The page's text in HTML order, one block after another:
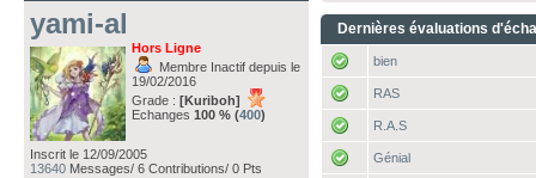
yami-al
Hors Ligne
Membre Inactif depuis le
19/02/2016
Grade : [Kuriboh]
Echanges 100 % (400)
Inscrit le 12/09/2005
13640 Messages/ 6 Contributions/ 0 Pts
Dernières évaluations
bien
RAS
R.A.S
Génial